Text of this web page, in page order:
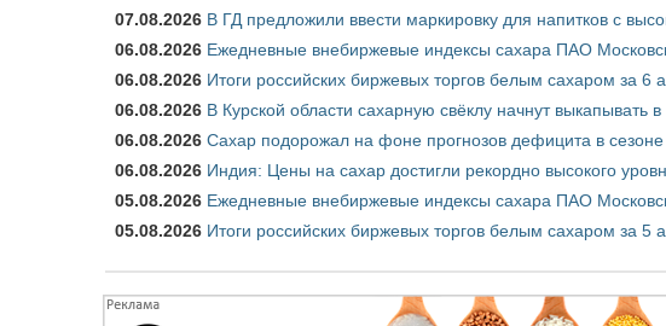
07.08.2026 В ГД предложили ввести маркировку для напитков с
06.08.2026 Ежедневные внебиржевые индексы сахара ПАО
06.08.2026 Итоги российских биржевых торгов белым сахаром за 6
06.08.2026 В Курской области сахарную свёклу начнут выкапывать в
06.08.2026 Сахар подорожал на фоне прогнозов дефицита в
06.08.2026 Индия: Цены на сахар достигли рекордно высокого
05.08.2026 Ежедневные внебиржевые индексы сахара ПАО
05.08.2026 Итоги российских биржевых торгов белым сахаром за 5